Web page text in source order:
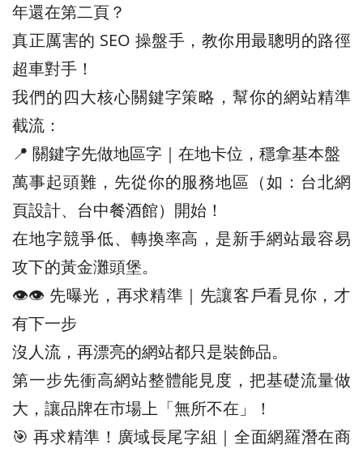
年還在第二頁？
真正厲害的 SEO 操盤手，教你用最聰明的路徑
超車對手！
我們的四大核心關鍵字策略，幫你的網站精準
截流：
📍 關鍵字先做地區字｜在地卡位，穩拿基本盤
萬事起頭難，先從你的服務地區（如：台北網
頁設計、台中餐酒館）開始！
在地字競爭低、轉換率高，是新手網站最容易
攻下的黃金灘頭堡。
👁️‍👁️‍ 先曝光，再求精準｜先讓客戶看見你，才
有下一步
沒人流，再漂亮的網站都只是裝飾品。
第一步先衝高網站整體能見度，把基礎流量做
大，讓品牌在市場上「無所不在」！
🎯 再求精準！廣域長尾字組｜全面網羅潛在商